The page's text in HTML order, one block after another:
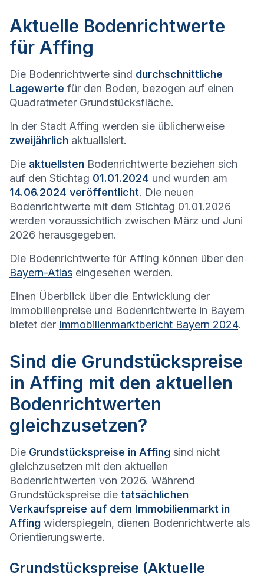
Aktuelle Bodenrichtwerte
für Affing
Die Bodenrichtwerte sind durchschnittliche
Lagewerte für den Boden, bezogen auf einen
Quadratmeter Grundstücksfläche.
In der Stadt Affing werden sie üblicherweise
zweijährlich aktualisiert.
Die aktuellsten Bodenrichtwerte beziehen sich
auf den Stichtag 01.01.2024 und wurden am
14.06.2024 veröffentlicht. Die neuen
Bodenrichtwerte mit dem Stichtag 01.01.2026
werden voraussichtlich zwischen März und Juni
2026 herausgegeben.
Die Bodenrichtwerte für Affing können über den
Bayern-Atlas eingesehen werden.
Einen Überblick über die Entwicklung der
Immobilienpreise und Bodenrichtwerte in Bayern
bietet der Immobilienmarktbericht Bayern 2024.
Sind die Grundstückspreise
in Affing mit den aktuellen
Bodenrichtwerten
gleichzusetzen?
Die Grundstückspreise in Affing sind nicht
gleichzusetzen mit den aktuellen
Bodenrichtwerten von 2026. Während
Grundstückspreise die tatsächlichen
Verkaufspreise auf dem Immobilienmarkt in
Affing widerspiegeln, dienen Bodenrichtwerte als
Orientierungswerte.
Grundstückspreise (Aktuelle